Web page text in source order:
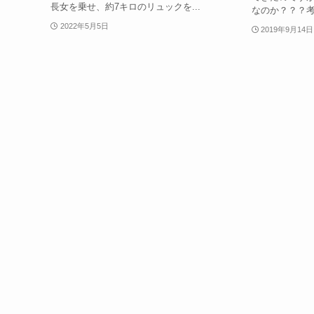
長女を乗せ、約7キロのリュックを...
2022年5月5日
なのか？？？
2019年9月14日